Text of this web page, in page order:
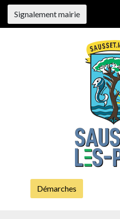
Signalement mairie
Démarches